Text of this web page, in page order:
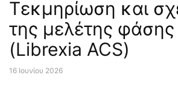
Τεκμηρίωση και
της μελέτης
(Librexia ACS)
16 Ιουνίου 2026